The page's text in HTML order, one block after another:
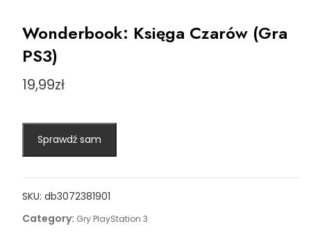
Wonderbook: Księga Czarów (Gra
PS3)
19,99zł
Sprawdź sam
SKU: db3072381901
Category: Gry PlayStation 3